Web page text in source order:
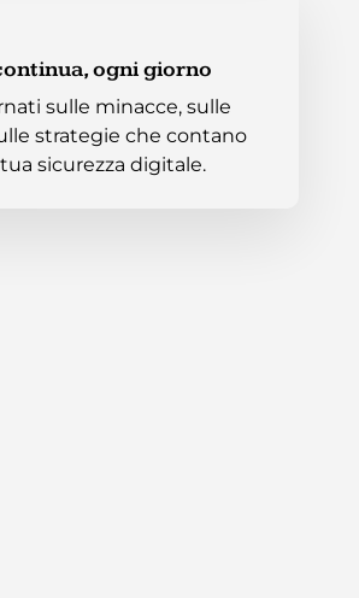
ogni giorno
sulle minacce, sulle
strategie che contano
sicurezza digitale.